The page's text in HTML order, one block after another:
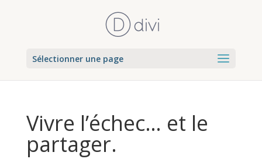
Sélectionner une page
Vivre l’échec… et le
partager.